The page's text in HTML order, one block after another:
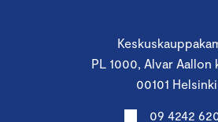
PL 1000, Alvar Aallon
00101 Helsinki
09 4242